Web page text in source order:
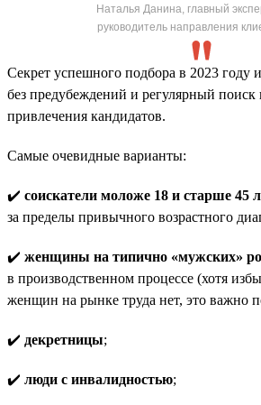
Наталья Данина, главный
руководитель направления
Секрет успешного подбора в 2023
без предубеждений и регулярный
привлечения кандидатов.
Самые очевидные варианты:
✔️ соискатели моложе 18 и старше 45
за пределы привычного возрастного
✔️ женщины на типично «мужских»
в производственном процессе (хотя
женщин на рынке труда нет, это важно
✔️ декретницы;
✔️ люди с инвалидностью;